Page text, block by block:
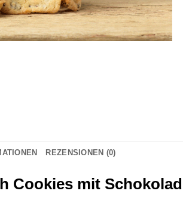
REZENSIONEN (0)
Cookies mit